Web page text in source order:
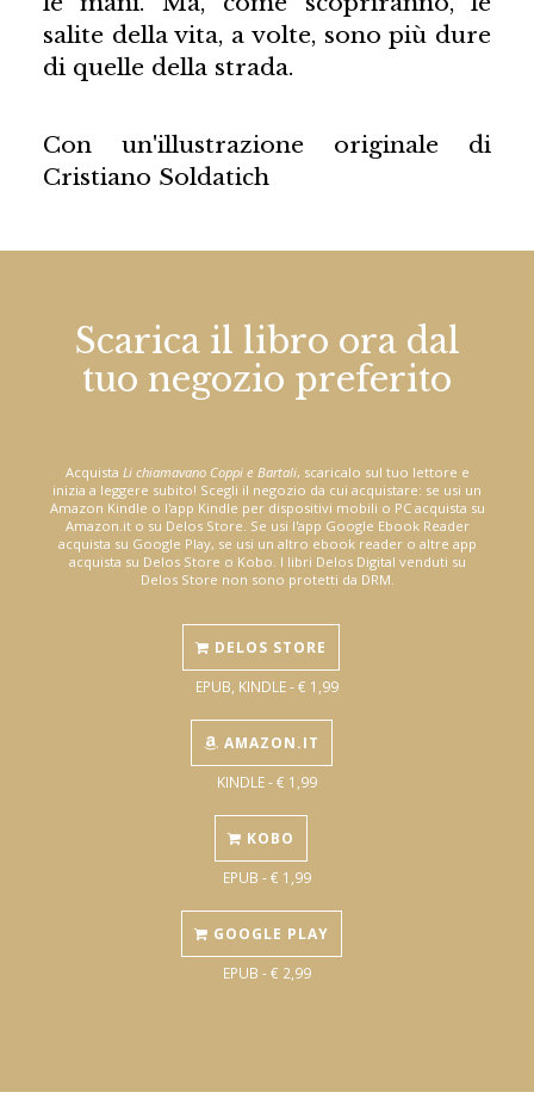
salite della vita, a volte, sono più dure
di quelle della strada.
Con un'illustrazione originale di
Cristiano Soldatich
Scarica il libro ora dal
tuo negozio preferito
Acquista Li chiamavano Coppi e Bartali, scaricalo sul tuo lettore e
inizia a leggere subito! Scegli il negozio da cui acquistare: se usi un
Amazon Kindle o l'app Kindle per dispositivi mobili o PC acquista su
Amazon.it o su Delos Store. Se usi l'app Google Ebook Reader
acquista su Google Play, se usi un altro ebook reader o altre app
acquista su Delos Store o Kobo. I libri Delos Digital venduti su
Delos Store non sono protetti da DRM.
DELOS STORE
EPUB, KINDLE - € 1,99
AMAZON.IT
KINDLE - € 1,99
KOBO
EPUB - € 1,99
GOOGLE PLAY
EPUB - € 2,99